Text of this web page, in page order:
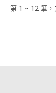
第 1 ~ 12 筆